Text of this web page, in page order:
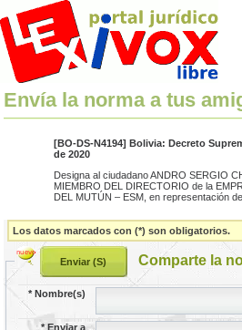
Envía la norma a tus
[BO-DS-N4194] Bolivia: Decreto
de 2020
Designa al ciudadano ANDRO SERGIO
MIEMBRO DEL DIRECTORIO de la
DEL MUTÚN – ESM, en representación
Los datos marcados con (*) son obligatorios.
Comparte la
*Nombre(s)
*Enviar a